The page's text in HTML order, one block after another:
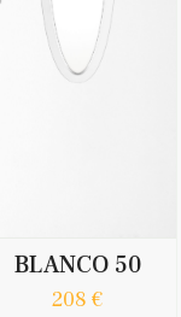
BLANCO 50
208 €